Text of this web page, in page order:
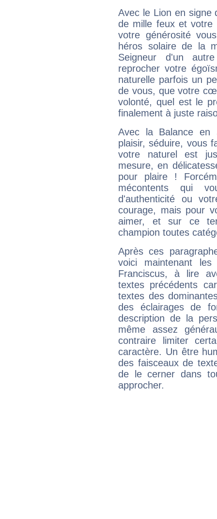
Avec le Lion en signe
de mille feux et votre
votre générosité
héros solaire de la
Seigneur d'un
reprocher votre
naturelle parfois un
de vous, que votre
volonté, quel est le
finalement à juste
Avec la Balance en
plaisir, séduire, vous
votre naturel est
mesure, en
pour plaire !
mécontents qui
d'authenticité ou
courage, mais pour
aimer, et sur ce
champion toutes
Après ces
voici maintenant
Franciscus, à lire
textes précédents
textes des
des éclairages de
description de la
même assez
contraire limiter
caractère. Un être
des faisceaux de
de le cerner dans
approcher.